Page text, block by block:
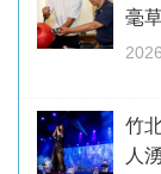
毫
竹
人